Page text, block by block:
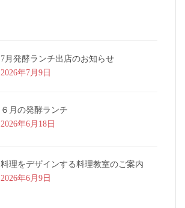
7月発酵ランチ出店のお知らせ
2026年7月9日
６月の発酵ランチ
2026年6月18日
料理をデザインする料理教室のご案内
2026年6月9日